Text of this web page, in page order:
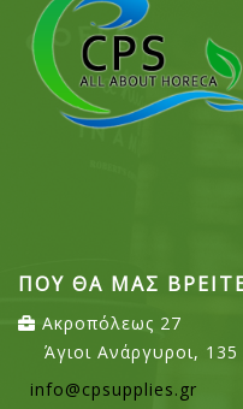
ΠΟΥ ΘΑ ΜΑΣ
Ακροπόλεως 27
Άγιοι Ανάργυροι, 135
info@cpsupplies.gr